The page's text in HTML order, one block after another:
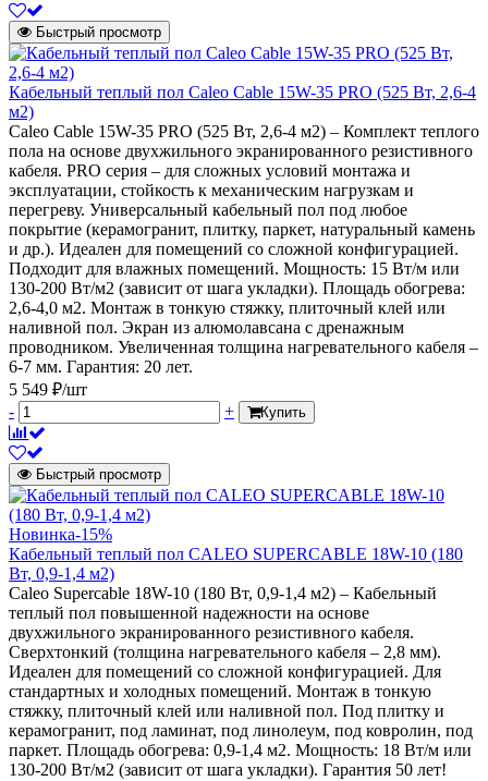
Быстрый просмотр
Кабельный теплый пол Caleo Cable 15W-35 PRO (525 Вт, 2,6-4
м2)
Caleo Cable 15W-35 PRO (525 Вт, 2,6-4 м2) – Комплект теплого
пола на основе двухжильного экранированного резистивного
кабеля. PRO серия – для сложных условий монтажа и
эксплуатации, стойкость к механическим нагрузкам и
перегреву. Универсальный кабельный пол под любое
покрытие (керамогранит, плитку, паркет, натуральный камень
и др.). Идеален для помещений со сложной конфигурацией.
Подходит для влажных помещений. Мощность: 15 Вт/м или
130-200 Вт/м2 (зависит от шага укладки). Площадь обогрева:
2,6-4,0 м2. Монтаж в тонкую стяжку, плиточный клей или
наливной пол. Экран из алюмолавсана с дренажным
проводником. Увеличенная толщина нагревательного кабеля –
6-7 мм. Гарантия: 20 лет.
5 549 ₽/шт
-
+ Купить
Быстрый просмотр
Новинка-15%
Кабельный теплый пол CALEO SUPERCABLE 18W-10 (180
Вт, 0,9-1,4 м2)
Caleo Supercable 18W-10 (180 Вт, 0,9-1,4 м2) – Кабельный
теплый пол повышенной надежности на основе
двухжильного экранированного резистивного кабеля.
Сверхтонкий (толщина нагревательного кабеля – 2,8 мм).
Идеален для помещений со сложной конфигурацией. Для
стандартных и холодных помещений. Монтаж в тонкую
стяжку, плиточный клей или наливной пол. Под плитку и
керамогранит, под ламинат, под линолеум, под ковролин, под
паркет. Площадь обогрева: 0,9-1,4 м2. Мощность: 18 Вт/м или
130-200 Вт/м2 (зависит от шага укладки). Гарантия 50 лет!